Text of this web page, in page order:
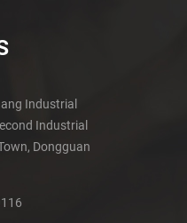
Industrial
Industrial
Dongguan